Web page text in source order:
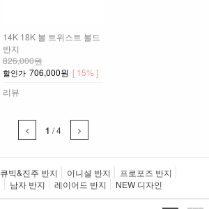
14K 18K 볼 트위스트 볼드
반지
826,000원
할인가 706,000원 [ 15% ]
리뷰
1 /4
큐빅&진주 반지 이니셜 반지
프로포즈 반지
남자 반지 레이어드 반지 NEW 디자인